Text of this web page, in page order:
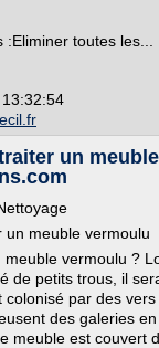
toutes les...
un
un meuble vermoulu
vermoulu ?
de petits trous, il
colonisé par des
des galeries
meuble est couvert